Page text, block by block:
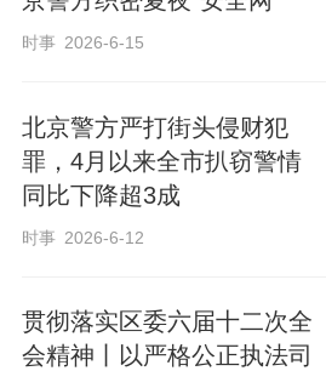
时事 2026-6-15
北京警方严打街头侵财犯
罪，4月以来全市扒窃警情
同比下降超3成
时事 2026-6-12
贯彻落实区委六届十二次全
会精神丨以严格公正执法司